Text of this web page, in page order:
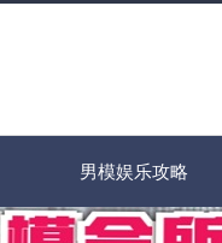
男模娱乐攻略